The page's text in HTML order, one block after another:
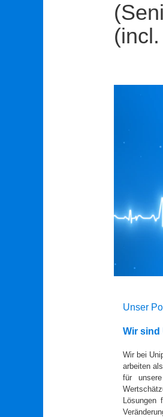
Unser
Wir sind
Wir bei
arbeiten
für
Lösungen